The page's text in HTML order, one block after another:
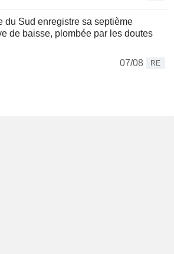
du Sud enregistre sa septième
de baisse, plombée par les doutes
07/08
RE